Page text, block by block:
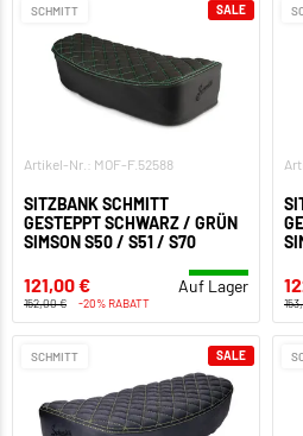
SCHMITT
Artikel-Nr.: MOF-F.52588
SITZBANK SCHMITT
GESTEPPT SCHWARZ / GRÜN
SIMSON S50 / S51 / S70
121,00 € Auf Lager
152,00 € -20% RABATT
SALE
SCHMITT SALE